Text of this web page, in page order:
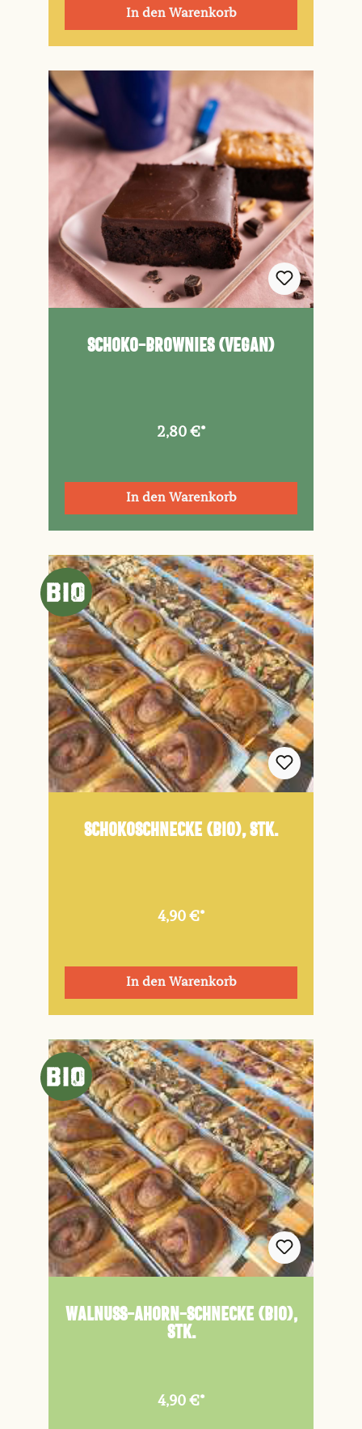
In den Warenkorb
Schoko-Brownies (vegan)
2,80 €*
In den Warenkorb
Schokoschnecke (Bio), Stk.
4,90 €*
In den Warenkorb
Walnuss-Ahorn-Schnecke (Bio),
Stk.
4,90 €*